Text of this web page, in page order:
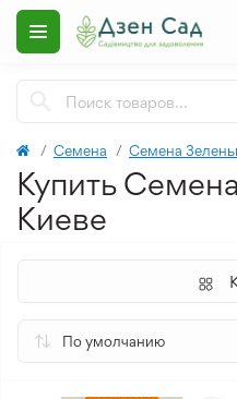
Семена Семена
Купить
Киеве